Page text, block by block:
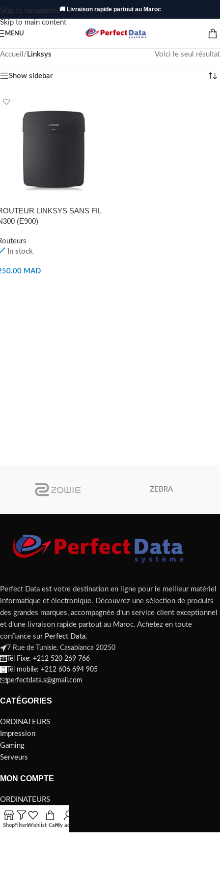
Skip to navigation
Skip to main content
🚚 Livraison rapide partout au Maroc
MENU
Accueil / Linksys Voici le seul résultat
Show sidebar
LINKSYS SANS FIL
(E900)
In stock
MAD
ZEBRA
Perfect Data est votre destination en ligne pour le meilleur matériel
informatique et électronique. Découvrez une sélection de produits
des grandes marques, accompagnée d’un service client exceptionnel
et d’une livraison rapide partout au Maroc. Achetez en toute
confiance sur Perfect Data.
7 Rue de Tunisie, Casablanca 20250
Tél Fixe: +212 520 269 766
Tél mobile: +212 606 694 905
perfectdata.s@gmail.com
CATÉGORIES
ORDINATEURS
Impression
Gaming
Serveurs
MON COMPTE
ORDINATEURS
Impression
Gaming
ShopFiltersWishlist CartMy account